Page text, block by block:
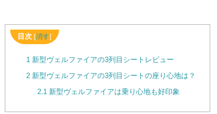
目次 [消す]
1 新型ヴェルファイアの3列目シートレビュー
2 新型ヴェルファイアの3列目シートの座り心地は？
2.1 新型ヴェルファイアは乗り心地も好印象